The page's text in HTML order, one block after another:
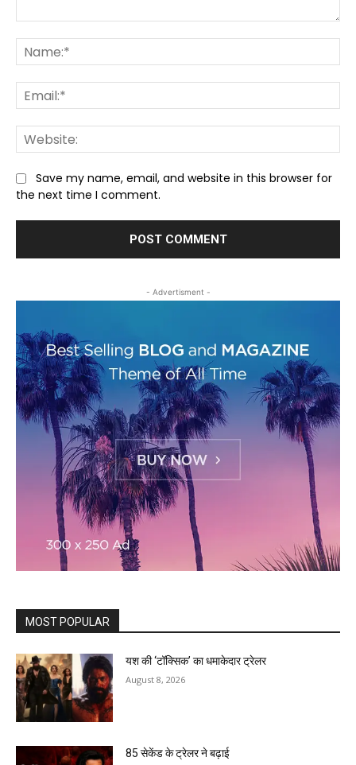
Save my name, email, and website in this browser for
the next time I comment.
- Advertisment -
MOST POPULAR
यश की ‘टॉक्सिक’ का धमाकेदार ट्रेलर
August 8, 2026
85 सेकेंड के ट्रेलर ने बढ़ाई